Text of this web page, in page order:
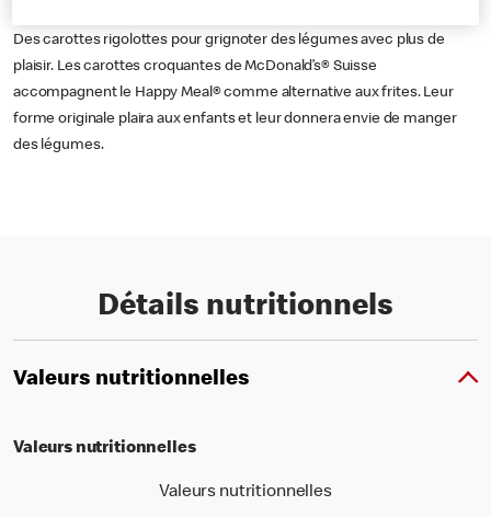
Des carottes rigolottes pour grignoter des légumes avec plus de
plaisir. Les carottes croquantes de McDonald’s® Suisse
accompagnent le Happy Meal® comme alternative aux frites. Leur
forme originale plaira aux enfants et leur donnera envie de manger
des légumes.
Détails nutritionnels
Valeurs nutritionnelles
Valeurs nutritionnelles
Valeurs nutritionnelles